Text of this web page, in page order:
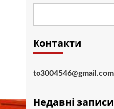
Контакти
to3004546@gmail.com
Недавні записи